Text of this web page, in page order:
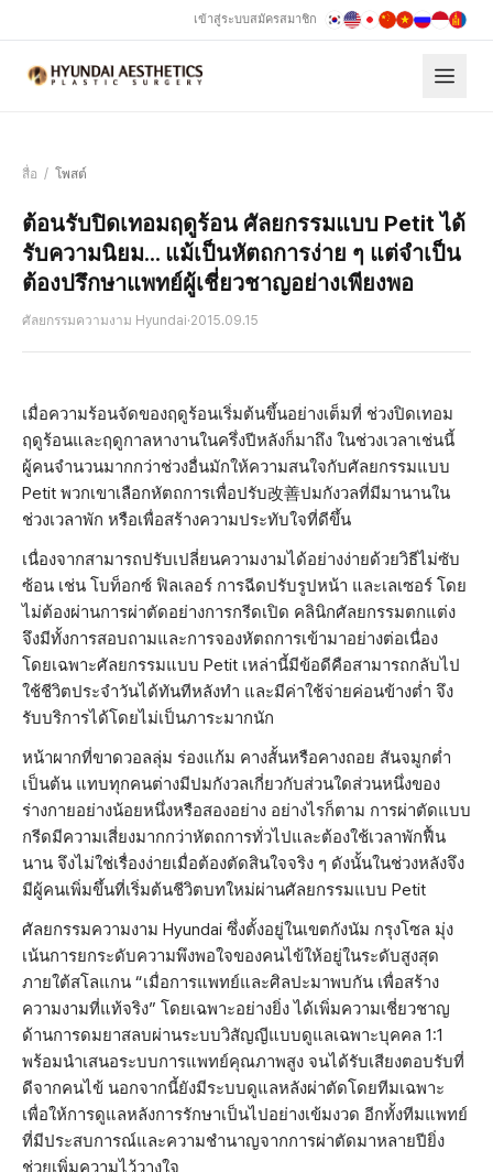
เข้าสู่ระบบสมัครสมาชิก
สื่อ / โพสต์
ต้อนรับปิดเทอมฤดูร้อน ศัลยกรรมแบบ Petit ได้
รับความนิยม... แม้เป็นหัตถการง่าย ๆ แต่จำเป็น
ต้องปรึกษาแพทย์ผู้เชี่ยวชาญอย่างเพียงพอ
ศัลยกรรมความงาม Hyundai·2015.09.15
เมื่อความร้อนจัดของฤดูร้อนเริ่มต้นขึ้นอย่างเต็มที่ ช่วงปิดเทอม
ฤดูร้อนและฤดูกาลหางานในครึ่งปีหลังก็มาถึง ในช่วงเวลาเช่นนี้
ผู้คนจำนวนมากกว่าช่วงอื่นมักให้ความสนใจกับศัลยกรรมแบบ
Petit พวกเขาเลือกหัตถการเพื่อปรับ改善ปมกังวลที่มีมานานใน
ช่วงเวลาพัก หรือเพื่อสร้างความประทับใจที่ดีขึ้น
เนื่องจากสามารถปรับเปลี่ยนความงามได้อย่างง่ายด้วยวิธีไม่ซับ
ซ้อน เช่น โบท็อกซ์ ฟิลเลอร์ การฉีดปรับรูปหน้า และเลเซอร์ โดย
ไม่ต้องผ่านการผ่าตัดอย่างการกรีดเปิด คลินิกศัลยกรรมตกแต่ง
จึงมีทั้งการสอบถามและการจองหัตถการเข้ามาอย่างต่อเนื่อง
โดยเฉพาะศัลยกรรมแบบ Petit เหล่านี้มีข้อดีคือสามารถกลับไป
ใช้ชีวิตประจำวันได้ทันทีหลังทำ และมีค่าใช้จ่ายค่อนข้างต่ำ จึง
รับบริการได้โดยไม่เป็นภาระมากนัก
หน้าผากที่ขาดวอลลุ่ม ร่องแก้ม คางสั้นหรือคางถอย สันจมูกต่ำ
เป็นต้น แทบทุกคนต่างมีปมกังวลเกี่ยวกับส่วนใดส่วนหนึ่งของ
ร่างกายอย่างน้อยหนึ่งหรือสองอย่าง อย่างไรก็ตาม การผ่าตัดแบบ
กรีดมีความเสี่ยงมากกว่าหัตถการทั่วไปและต้องใช้เวลาพักฟื้น
นาน จึงไม่ใช่เรื่องง่ายเมื่อต้องตัดสินใจจริง ๆ ดังนั้นในช่วงหลังจึง
มีผู้คนเพิ่มขึ้นที่เริ่มต้นชีวิตบทใหม่ผ่านศัลยกรรมแบบ Petit
ศัลยกรรมความงาม Hyundai ซึ่งตั้งอยู่ในเขตกังนัม กรุงโซล มุ่ง
เน้นการยกระดับความพึงพอใจของคนไข้ให้อยู่ในระดับสูงสุด
ภายใต้สโลแกน “เมื่อการแพทย์และศิลปะมาพบกัน เพื่อสร้าง
ความงามที่แท้จริง” โดยเฉพาะอย่างยิ่ง ได้เพิ่มความเชี่ยวชาญ
ด้านการดมยาสลบผ่านระบบวิสัญญีแบบดูแลเฉพาะบุคคล 1:1
พร้อมนำเสนอระบบการแพทย์คุณภาพสูง จนได้รับเสียงตอบรับที่
ดีจากคนไข้ นอกจากนี้ยังมีระบบดูแลหลังผ่าตัดโดยทีมเฉพาะ
เพื่อให้การดูแลหลังการรักษาเป็นไปอย่างเข้มงวด อีกทั้งทีมแพทย์
ที่มีประสบการณ์และความชำนาญจากการผ่าตัดมาหลายปียิ่ง
ช่วยเพิ่มความไว้วางใจ